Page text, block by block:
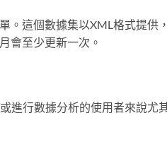
。這個數據集以XML格式提供
會至少更新一次。
進行數據分析的使用者來說尤